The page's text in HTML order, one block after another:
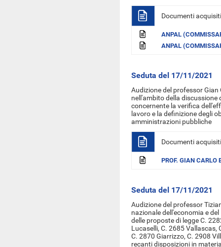
Documenti acquisiti
ANPAL
ANPAL
Seduta del 17/11/2021
Audizione del professor Gian
nell'ambito della discussione
concernente la verifica
lavoro e la definizione degli
amministrazioni pubbliche
Documenti acquisiti
PROF. GIAN CARLO
Seduta del 17/11/2021
Audizione del professor
nazionale dell'economia e
delle proposte di legge C.
Lucaselli, C. 2685 Vallascas,
C. 2870 Giarrizzo, C. 2908
recanti disposizioni in